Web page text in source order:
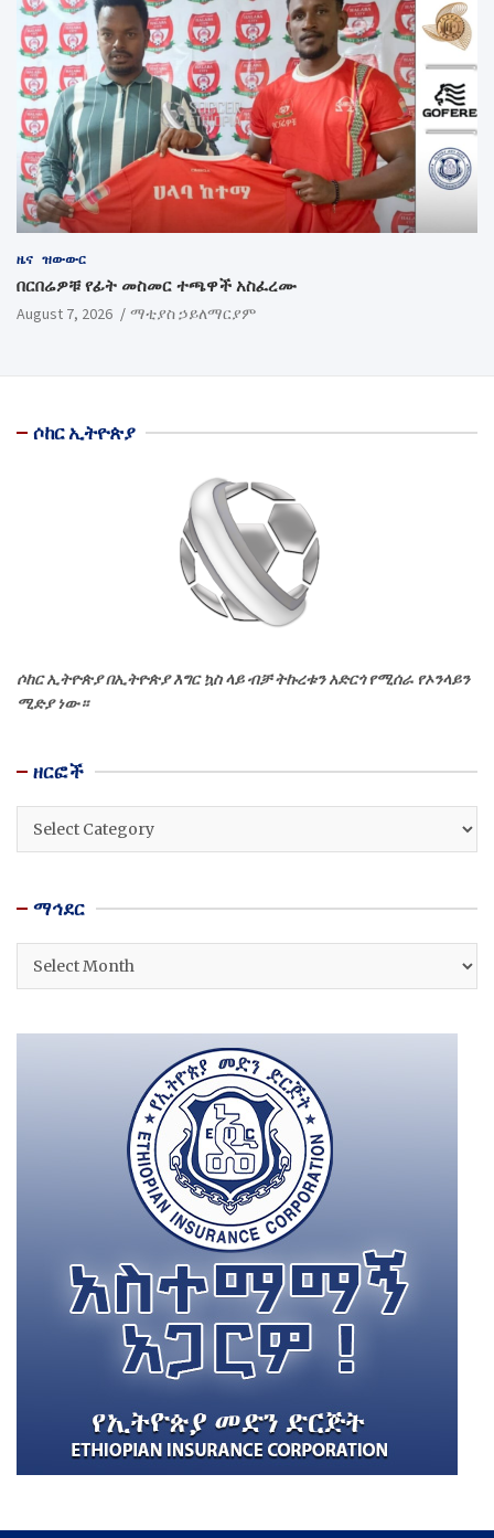
ዜና ዝውውር
በርበሬዎቹ የፊት መስመር ተጫዋች አስፈረሙ
August 7, 2026 ማቲያስ ኃይለማርያም
ሶከር ኢትዮጵያ
ሶከር ኢትዮጵያ በኢትዮጵያ እግር ኳስ ላይ ብቻ ትኩረቱን አድርጎ የሚሰራ የኦንላይን
ሚድያ ነው።
ዘርፎች
ዘርፎች
ማኅደር
ማኅደር